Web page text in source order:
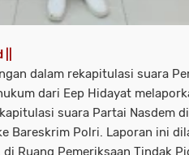
dalam rekapitulasi suara
dari Eep Hidayat
suara Partai Nasdem
Bareskrim Polri. Laporan ini
Ruang Pemeriksaan Tindak